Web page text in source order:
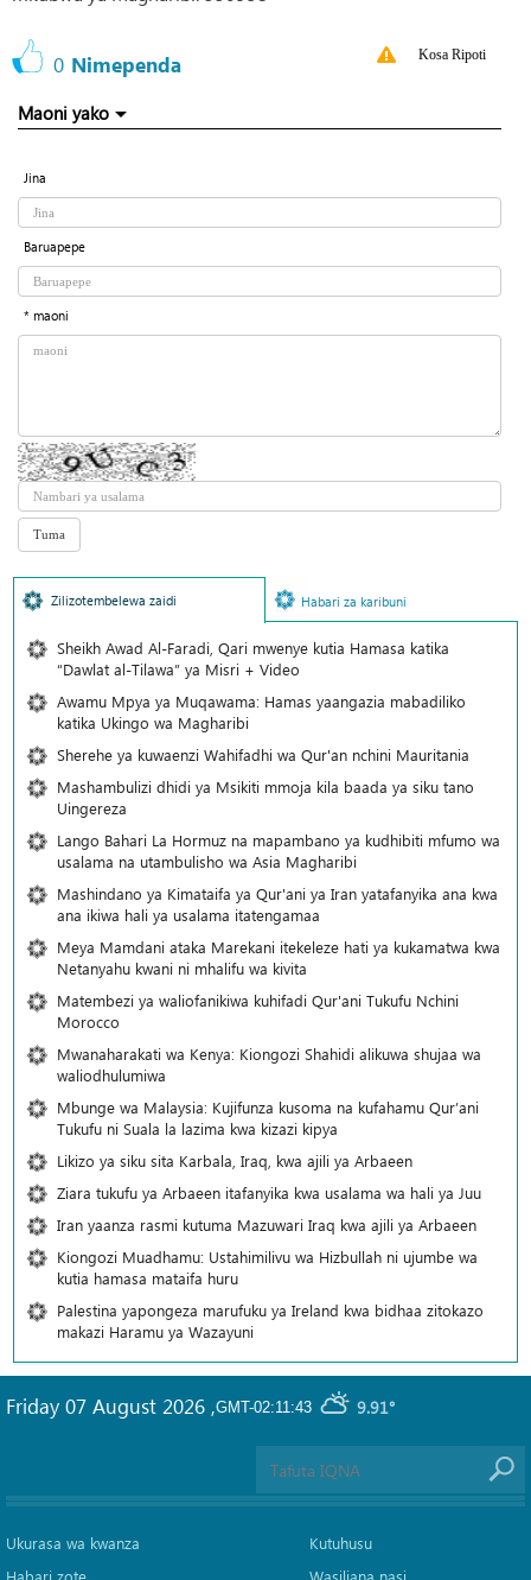
0 Nimependa Kosa Ripoti
Maoni yako
Jina
Baruapepe
* maoni
Zilizotembelewa zaidi Habari za karibuni
Sheikh Awad Al-Faradi, Qari mwenye kutia Hamasa katika
“Dawlat al-Tilawa” ya Misri + Video
Awamu Mpya ya Muqawama: Hamas yaangazia mabadiliko
katika Ukingo wa Magharibi
Sherehe ya kuwaenzi Wahifadhi wa Qur'an nchini Mauritania
Mashambulizi dhidi ya Msikiti mmoja kila baada ya siku tano
Uingereza
Lango Bahari La Hormuz na mapambano ya kudhibiti mfumo wa
usalama na utambulisho wa Asia Magharibi
Mashindano ya Kimataifa ya Qur'ani ya Iran yatafanyika ana kwa
ana ikiwa hali ya usalama itatengamaa
Meya Mamdani ataka Marekani itekeleze hati ya kukamatwa kwa
Netanyahu kwani ni mhalifu wa kivita
Matembezi ya waliofanikiwa kuhifadi Qur'ani Tukufu Nchini
Morocco
Mwanaharakati wa Kenya: Kiongozi Shahidi alikuwa shujaa wa
waliodhulumiwa
Mbunge wa Malaysia: Kujifunza kusoma na kufahamu Qur’ani
Tukufu ni Suala la lazima kwa kizazi kipya
Likizo ya siku sita Karbala, Iraq, kwa ajili ya Arbaeen
Ziara tukufu ya Arbaeen itafanyika kwa usalama wa hali ya Juu
Iran yaanza rasmi kutuma Mazuwari Iraq kwa ajili ya Arbaeen
Kiongozi Muadhamu: Ustahimilivu wa Hizbullah ni ujumbe wa
kutia hamasa mataifa huru
Palestina yapongeza marufuku ya Ireland kwa bidhaa zitokazo
makazi Haramu ya Wazayuni
GMT-02:11:43 9.91°
Friday 07 August 2026 ,
Ukurasa wa kwanza
Kutuhusu